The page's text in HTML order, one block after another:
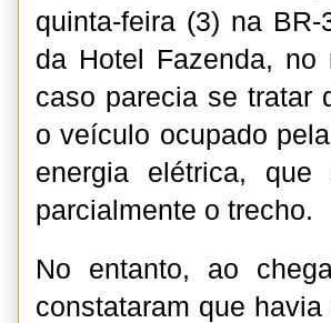
quinta-feira (3) na
da Hotel Fazenda,
caso parecia se tratar
o veículo ocupado
energia elétrica,
parcialmente o trecho.
No entanto, ao
constataram que